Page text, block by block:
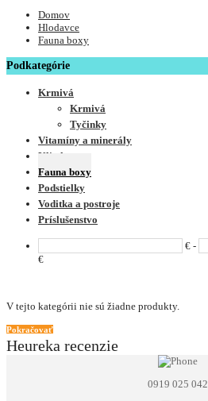
Domov
Hlodavce
Fauna boxy
Podkategórie
Krmivá
Krmivá
Tyčinky
Vitamíny a minerály
Klietky
Fauna boxy
Podstielky
Voditka a postroje
Príslušenstvo
€ -
€
V tejto kategórii nie sú žiadne produkty.
Pokračovať
Heureka recenzie
0919 025 042